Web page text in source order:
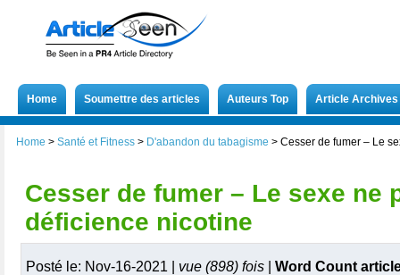
Home Soumettre des articles Auteurs Top Article Archives
Home > Santé et Fitness > D'abandon du tabagisme > Cesser de fumer – Le
Cesser de fumer – Le sexe ne
déficience nicotine
Posté le: Nov-16-2021 | vue (898) fois Word Count